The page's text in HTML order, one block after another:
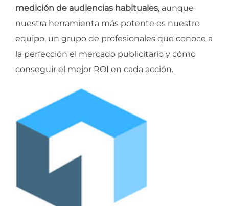
medición de audiencias habituales, aunque
nuestra herramienta más potente es nuestro
equipo, un grupo de profesionales que conoce a
la perfección el mercado publicitario y cómo
conseguir el mejor ROI en cada acción.